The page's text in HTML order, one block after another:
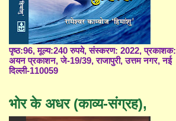
पृष्ठ:96, मूल्य:240 रुपये, संस्करण: 2022, प्रकाशक:
अयन प्रकाशन, जे-19/39, राजापुरी, उत्तम नगर, नई
दिल्ली-110059
भोर के अधर (काव्य-संग्रह),